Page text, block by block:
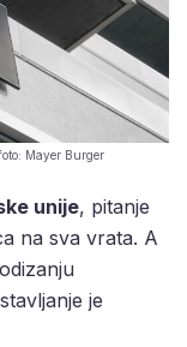
Mayer Burger
unije, pitanje
na sva vrata. A
je